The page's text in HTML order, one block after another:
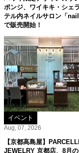
ポンジ、ワイキキ・シェ
テル内ネイルサロン「
で販売開始！
イベント
Aug, 07, 2026
【京都高島屋】
JEWELRY 京都店、8月